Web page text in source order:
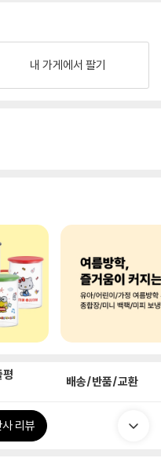
내 가게에서 팔기
배송/반품/교환
리뷰